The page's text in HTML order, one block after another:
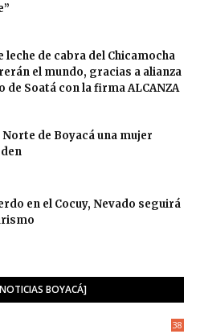
leche de cabra del Chicamocha
el mundo, gracias a alianza
de Soatá con la firma ALCANZA
Norte de Boyacá una mujer
en el Cocuy, Nevado seguirá
BOYACÁ]
38